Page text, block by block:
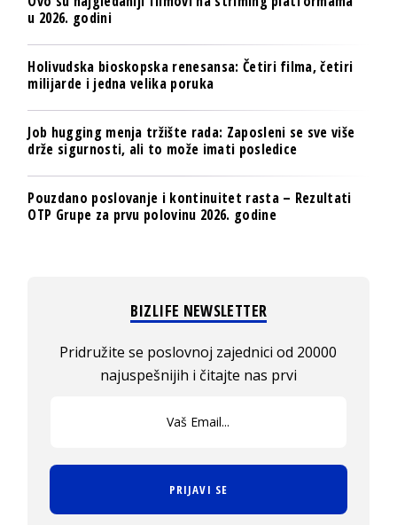
u 2026. godini
Holivudska bioskopska renesansa: Četiri filma, četiri
milijarde i jedna velika poruka
Job hugging menja tržište rada: Zaposleni se sve više
drže sigurnosti, ali to može imati posledice
Pouzdano poslovanje i kontinuitet rasta – Rezultati
OTP Grupe za prvu polovinu 2026. godine
BIZLIFE NEWSLETTER
Pridružite se poslovnoj zajednici od 20000
najuspešnijih i čitajte nas prvi
PRIJAVI SE